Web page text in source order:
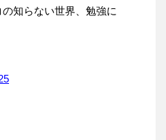
知らない世界、勉強に